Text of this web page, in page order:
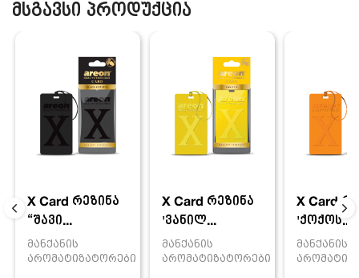
მსგავსი პროდუქცია
X Card რეზინა
“შავი...
მანქანის
არომატიზატორები
X Card რეზინა
'ვანილ...
მანქანის
არომატიზატორები
X Card
'ქოქოს...
მანქანის